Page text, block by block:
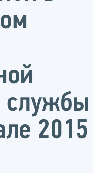
службы
2015